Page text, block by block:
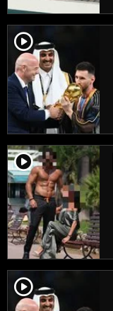
player2
player2
player2